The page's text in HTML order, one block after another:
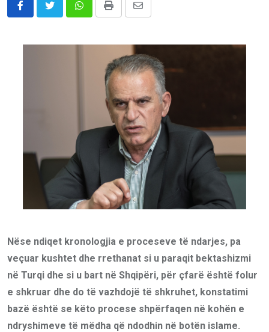
WhatsappPrint
Share
Email
Nëse ndiqet kronologjia e proceseve të ndarjes, pa
veçuar kushtet dhe rrethanat si u paraqit bektashizmi
në Turqi dhe si u bart në Shqipëri, për çfarë është folur
e shkruar dhe do të vazhdojë të shkruhet, konstatimi
bazë është se këto procese shpërfaqen në kohën e
ndryshimeve të mëdha që ndodhin në botën islame.